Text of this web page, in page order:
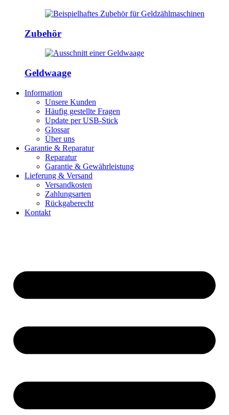
Zubehör
Geldwaage
Information
Unsere Kunden
Häufig gestellte Fragen
Update per USB-Stick
Glossar
Über uns
Garantie & Reparatur
Reparatur
Garantie & Gewährleistung
Lieferung & Versand
Versandkosten
Zahlungsarten
Rückgaberecht
Kontakt